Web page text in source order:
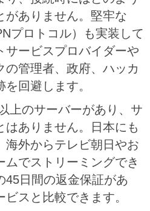
がありません。堅牢な
プロトコル）も実装して
サービスプロバイダーや
の管理者、政府、ハッカ
回避します。
上のサーバーがあり、サ
はありません。日本にも
海外からテレビ朝日やお
でストリーミングでき
45日間の返金保証があ
スと比較できます。